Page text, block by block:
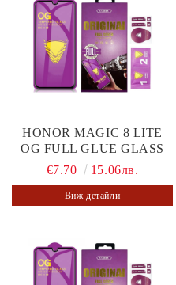
HONOR MAGIC 8 LITE
OG FULL GLUE GLASS
€7.70
15.06лв.
Виж детайли